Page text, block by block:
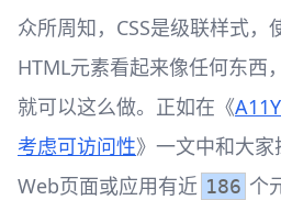
众所周知，CSS是级联样式，
HTML元素看起来像任何东西
就可以这么做。正如在《
考虑可访问性》一文中和大
Web页面或应用有近 186 个